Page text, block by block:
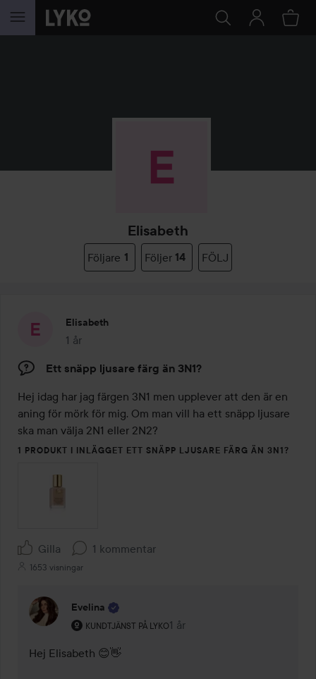
HOPPA TILL INNEHÅLLET
Elisabeth
Följare 1 Följer 14 FÖLJ
Elisabeth
1 år
Inlägget skapades 1 år
Ett snäpp ljusare färg än 3N1?
Hej idag har jag färgen 3N1 men upplever att den är en
aning för mörk för mig. Om man vill ha ett snäpp ljusare
ska man välja 2N1 eller 2N2?
1 PRODUKT I INLÄGGET ETT SNÄPP LJUSARE FÄRG ÄN 3N1?
Gilla 1 kommentar
1653 visningar
Evelina
KUNDTJÄNST PÅ LYKO
Användarens roll: Kundtjänst på Lyko.
1 år
Kommentaren lades 1 år
Hej Elisabeth 😊👋